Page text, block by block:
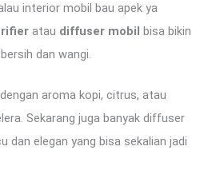
interior mobil bau apek ya
atau diffuser mobil
bisa bikin
dan wangi.
aroma kopi, citrus, atau
Sekarang juga banyak diffuser
dan elegan yang bisa sekalian jadi